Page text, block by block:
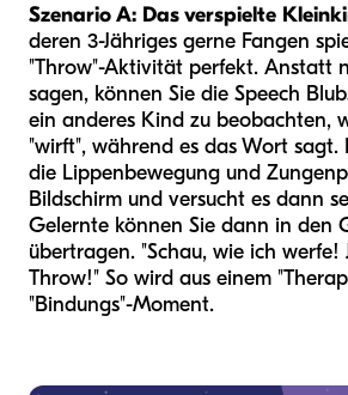
Szenario A: Das verspielte
deren 3-Jähriges gerne Fangen
"Throw"-Aktivität perfekt. Anstatt
sagen, können Sie die Speech
ein anderes Kind zu beobachten,
"wirft", während es das Wort sagt.
die Lippenbewegung und
Bildschirm und versucht es dann
Gelernte können Sie dann in den
übertragen. "Schau, wie ich werfe!
Throw!" So wird aus einem
"Bindungs"-Moment.